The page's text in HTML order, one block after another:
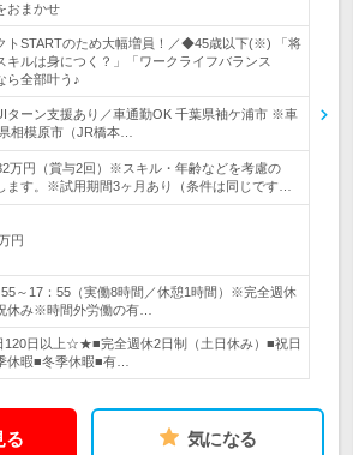
おまかせ
トSTARTのため大幅増員！／◆45歳以下(※) 「将
キルは身につく？」「ワークライフバランス
ら全部叶う♪
ターン支援あり／車通勤OK 千葉県袖ケ浦市 ※車
相模原市（JR橋本…
万円（賞与2回）※スキル・年齢などを考慮の
ます。※試用期間3ヶ月あり（条件は同じです…
円
～17：55（実働8時間／休憩1時間）※完全週休
み※時間外労働の有…
日以上☆★■完全週休2日制（土日休み）■祝日
休暇■冬季休暇■有…
る 気になる